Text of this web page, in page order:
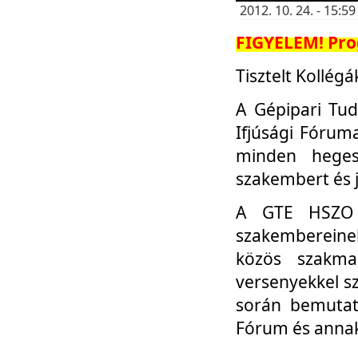
2012. 10. 24. -
FIGYELEM!
Tisztelt
A Gépipari
Ifjúsági
minden
szakembert
A GTE
közös
versenyekkel
során
Fórum és